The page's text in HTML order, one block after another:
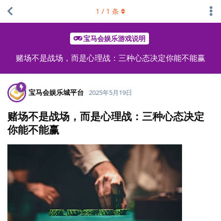
宝马会娱乐游戏说明
赌场不是战场，而是心理战：三种心态决定你能不能赢
1 / 1 条
宝马会娱乐城平台 2025年5月19日
赌场不是战场，而是心理战：三种心态决定
你能不能赢